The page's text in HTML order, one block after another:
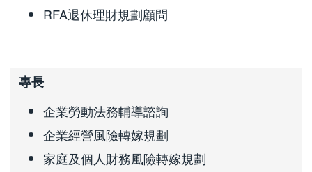
RFA退休理財規劃顧問
專長
企業勞動法務輔導諮詢
企業經營風險轉嫁規劃
家庭及個人財務風險轉嫁規劃